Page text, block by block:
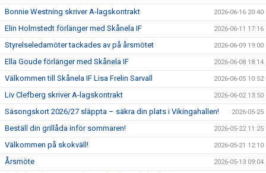
Bonnie Westning skriver A-lagskontrakt 2026-06-16 20:40
Elin Holmstedt förlänger med Skånela IF 2026-06-11 17:16
Styrelseledamöter tackades av på årsmötet 2026-06-09 19:00
Ella Goude förlänger med Skånela IF 2026-06-08 18:14
Välkommen till Skånela IF Lisa Frelin Sarvall 2026-06-05 10:52
Liv Clefberg skriver A-lagskontrakt 2026-06-02 13:50
Säsongskort 2026/27 släppta – säkra din plats i Vikingahallen! 2026-05-25
Beställ din grillåda inför sommaren! 2026-05-22 11:25
Välkommen på skokväll! 2026-05-21 12:10
Årsmöte 2026-05-13 09:04